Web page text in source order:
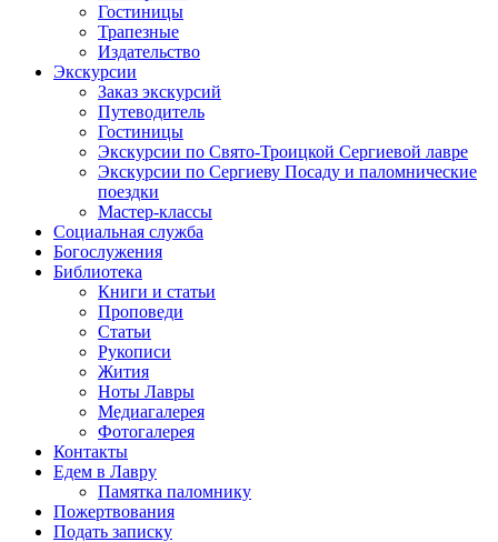
Гостиницы
Трапезные
Издательство
Экскурсии
Заказ экскурсий
Путеводитель
Гостиницы
Экскурсии по Свято-Троицкой Сергиевой лавре
Экскурсии по Сергиеву Посаду и паломнические
поездки
Мастер-классы
Социальная служба
Богослужения
Библиотека
Книги и статьи
Проповеди
Статьи
Рукописи
Жития
Ноты Лавры
Медиагалерея
Фотогалерея
Контакты
Едем в Лавру
Памятка паломнику
Пожертвования
Подать записку